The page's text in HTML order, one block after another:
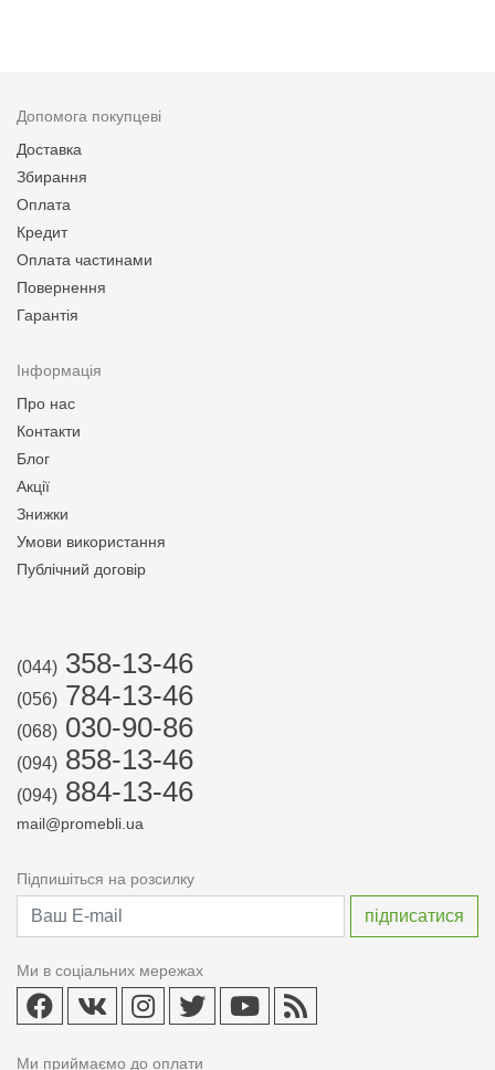
Допомога покупцеві
Доставка
Збирання
Оплата
Кредит
Оплата частинами
Повернення
Гарантія
Інформація
Про нас
Контакти
Блог
Акції
Знижки
Умови використання
Публічний договір
(044) 358-13-46
(056) 784-13-46
(068) 030-90-86
(094) 858-13-46
(094) 884-13-46
mail@promebli.ua
Підпишіться на розсилку
Ми в соціальних мережах
Ми приймаємо до оплати